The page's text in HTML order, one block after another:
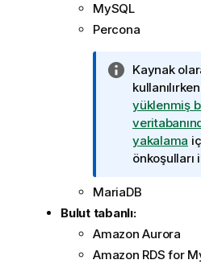
MySQL
Percona
B
i
l
g
i
n
t
u
Kaynak
kullanılırken
yüklenmiş
yakalama
önkoşulları
MariaDB
Bulut tabanlı:
Amazon Aurora
Amazon RDS for